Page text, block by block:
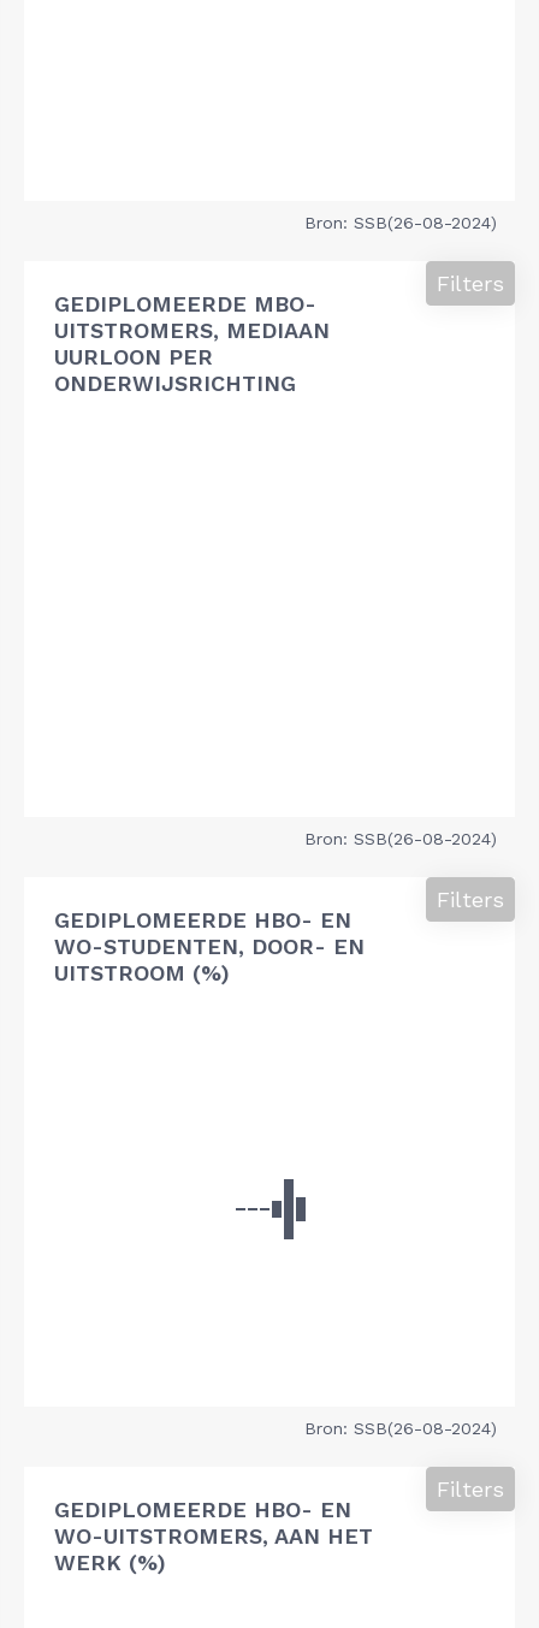
Bron: SSB(26-08-2024)
GEDIPLOMEERDE MBO-
UITSTROMERS, MEDIAAN
UURLOON PER
ONDERWIJSRICHTING
Filters
Bron: SSB(26-08-2024)
GEDIPLOMEERDE HBO- EN
WO-STUDENTEN, DOOR- EN
UITSTROOM (%)
Filters
Bron: SSB(26-08-2024)
GEDIPLOMEERDE HBO- EN
WO-UITSTROMERS, AAN HET
WERK (%)
Filters